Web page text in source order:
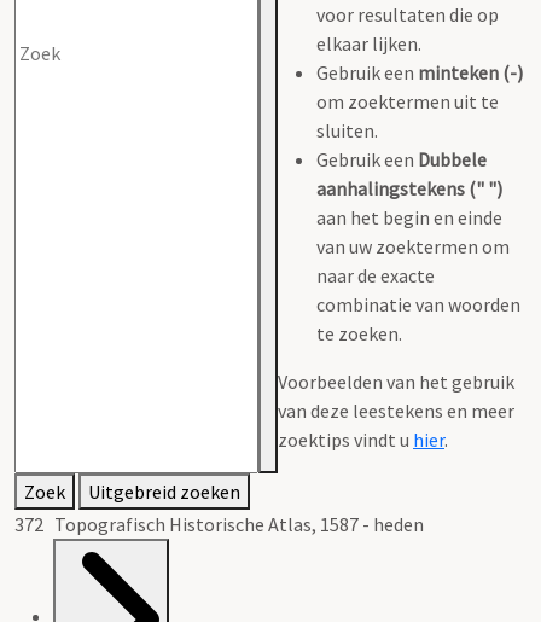
voor resultaten die op
elkaar lijken.
Gebruik een minteken (-)
om zoektermen uit te
sluiten.
Gebruik een Dubbele
aanhalingstekens (" ")
aan het begin en einde
van uw zoektermen om
naar de exacte
combinatie van woorden
te zoeken.
Voorbeelden van het gebruik
van deze leestekens en meer
zoektips vindt u hier.
Zoek
Uitgebreid zoeken
372 Topografisch Historische Atlas, 1587 - heden